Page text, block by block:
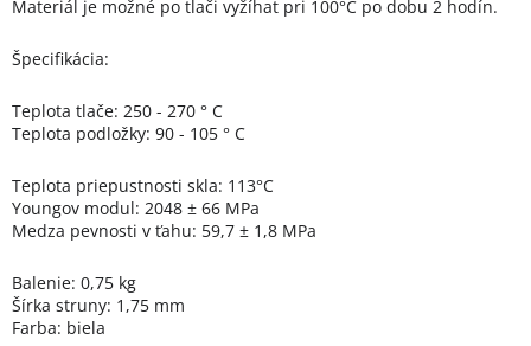
Materiál je možné po tlači vyžíhat pri 100°C po dobu 2 hodín.
Špecifikácia:
Teplota tlače: 250 - 270 ° C
Teplota podložky: 90 - 105 ° C
Teplota priepustnosti skla: 113°C
Youngov modul: 2048 ± 66 MPa
Medza pevnosti v ťahu: 59,7 ± 1,8 MPa
Balenie: 0,75 kg
Šírka struny: 1,75 mm
Farba: biela